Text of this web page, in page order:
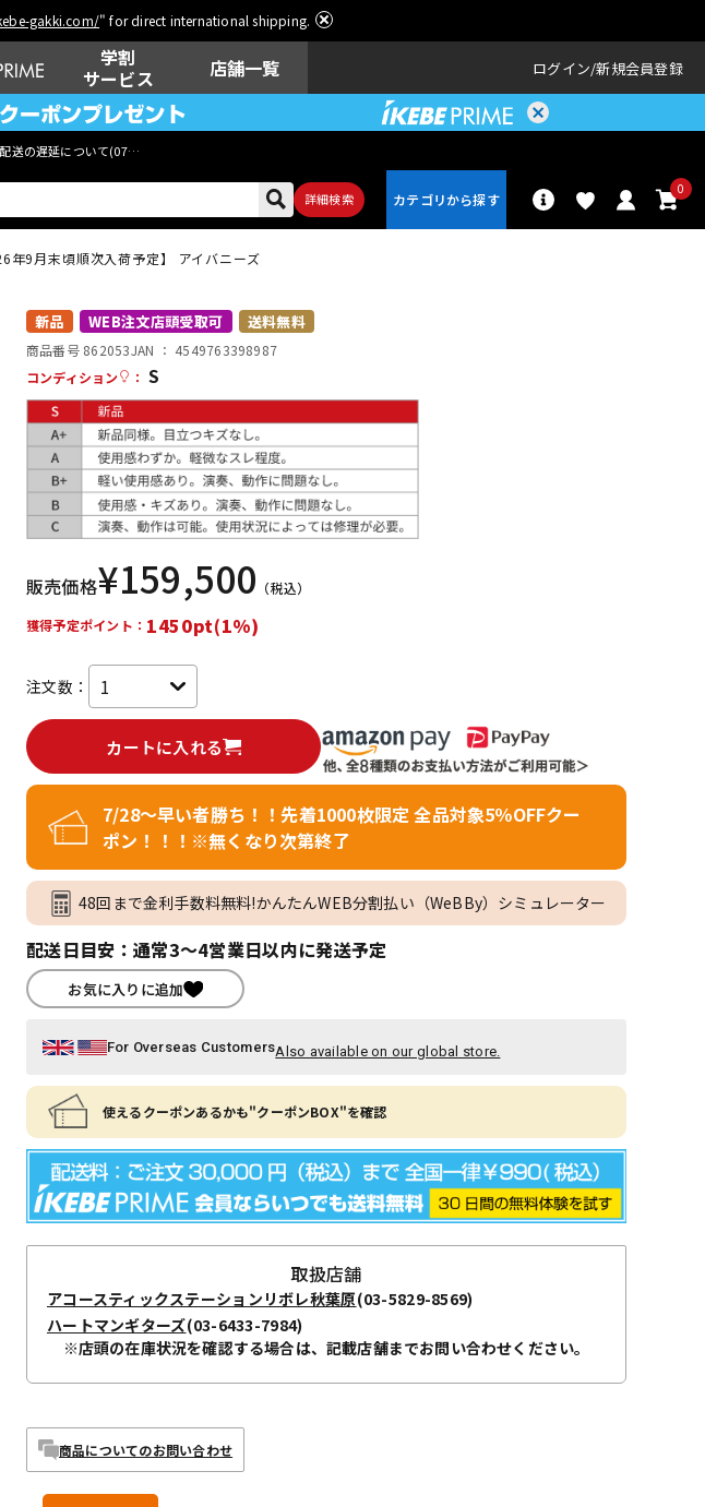
gakki.com/" for direct international shipping.
学割
サービス
店舗一覧 ログイン 新規会員登録
送の遅延について(07月29日
詳細検索
0
ウクレレ ドラム
その他楽器
レコーディン
グ機器
配信/ライブ
機器
年9月末頃順次入荷予定】 アイバニーズ
新品 WEB注文店頭受取可 送料無料
商品番号 862053JAN ： 4549763398987
コンディション
： S
販売価格¥159,500 （税込）
獲得予定ポイント： 1450pt(1%)
注文数：
カートに入れる
7/28～早い者勝ち！！先着1000枚限定 全品対象5％OFFクー
ポン！！！※無くなり次第終了
48回まで金利手数料無料!かんたんWEB分割払い（WeBBy）シミュレーター
配送日目安：通常3～4営業日以内に発送予定
お気に入りに追加
For Overseas CustomersAlso available on our global store.
使えるクーポンあるかも"クーポンBOX"を確認
取扱店舗
アコースティックステーションリボレ秋葉原(03-5829-8569)
ハートマンギターズ(03-6433-7984)
※店頭の在庫状況を確認する場合は、記載店舗までお問い合わせください。
商品についてのお問い合わせ